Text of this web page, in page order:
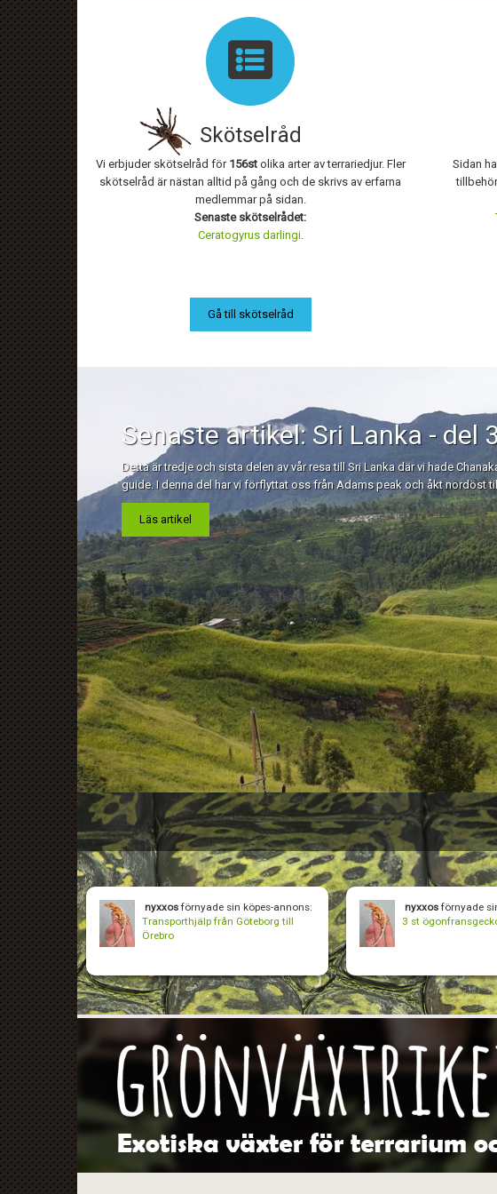
Skötselråd
Vi erbjuder skötselråd för 156stolika arter av terrariedjur. Fler
skötselråd är nästan alltid på gång och de skrivs av erfarna
medlemmar på sidan.
Senaste skötselrådet:
Ceratogyrus darlingi.
Gå till skötselråd
Sidan
Senaste artikel: Sri Lanka - del
Detta är tredje och sista delen av vår resa till Sri Lanka där vi hade
guide. I denna del har vi förflyttat oss från Adams peak och åkt nordöst
Läs artikel
nyxxos förnyade sin köpes-annons:
Transporthjälp från Göteborg till
Örebro
nyxxosförnyade
3 st